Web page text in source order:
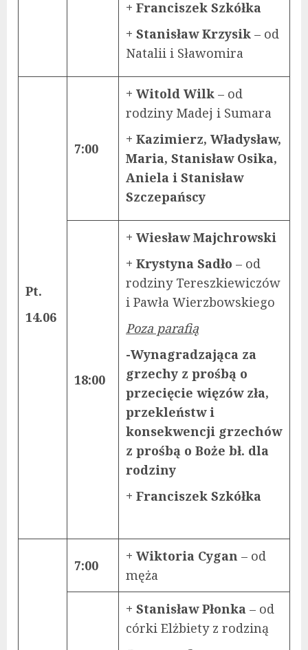
+ Franciszek Szkółka
+ Stanisław Krzysik – od
Natalii i Sławomira
Pt.
14.06
7:00
+ Witold Wilk – od
rodziny Madej i Sumara
+ Kazimierz, Władysław,
Maria, Stanisław Osika,
Aniela i Stanisław
Szczepańscy
18:00
+ Wiesław Majchrowski
+ Krystyna Sadło – od
rodziny Tereszkiewiczów
i Pawła Wierzbowskiego
Poza parafią
-Wynagradzająca za
grzechy z prośbą o
przecięcie więzów zła,
przekleństw i
konsekwencji grzechów
z prośbą o Boże bł. dla
rodziny
+ Franciszek Szkółka
7:00
+ Wiktoria Cygan – od
męża
+ Stanisław Płonka – od
córki Elżbiety z rodziną